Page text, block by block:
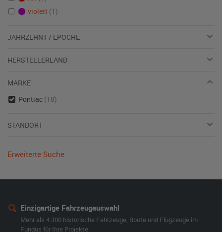
violett (1)
JAHRZEHNT / EPOCHE
HERSTELLERLAND
MARKE
Pontiac (18)
STANDORT
Erweiterte Suche
Einzigartige Fahrzeugauswahl
Mehr als 4.300 historische Fahrzeuge, Boote und Flugzeuge im
Fundus für Ihre Projekte.